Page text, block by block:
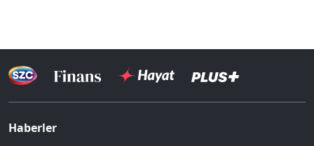
Haberler